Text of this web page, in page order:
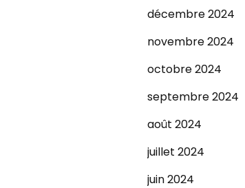
décembre 2024
novembre 2024
octobre 2024
septembre 2024
août 2024
juillet 2024
juin 2024